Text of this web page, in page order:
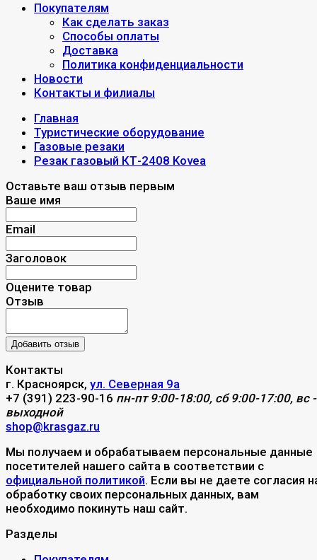
Покупателям
Как сделать заказ
Способы оплаты
Доставка
Политика конфиденциальности
Новости
Контакты и филиалы
Главная
Туристические оборудование
Газовые резаки
Резак газовый КТ-2408 Kovea
Оставьте ваш отзыв первым
Ваше имя
Email
Заголовок
Оцените товар
Отзыв
Контакты
г. Красноярск, ул. Северная 9а
+7 (391) 223-90-16 пн-пт 9:00-18:00, сб 9:00-17:00, вс -
выходной
shop@krasgaz.ru
Мы получаем и обрабатываем персональные данные
посетителей нашего сайта в соответствии с
официальной политикой. Если вы не даете согласия
обработку своих персональных данных, вам
необходимо покинуть наш сайт.
Разделы